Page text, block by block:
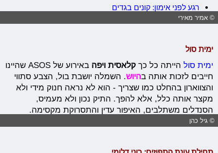
רגע לפני אימון: קונים בגדים
© אמיר מאירי
ימית סול
ימית סול הייתה כל כךקלאסית ויפה
באירוע של ASOS שהיינו
חייבים לזכות אותה בהיוש. השמלה יושבת בול, הצבע סתווי
והצווארון בהחלט כמו שצריך - הוא לא נראה חנוק מידי ולא
מקצר אותה כלל, אלא להפך. התיק נכון ולא מעמיס,
הסנדלים משתלבים, האיפור עדין והתסרוקת מקסימה.
© גיל כהן